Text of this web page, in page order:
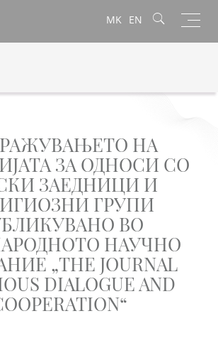
MK EN
НА
ЗА ОДНОСИ СО
ЗАЕДНИЦИ И
ГРУПИ
ВО
НАУЧНО
„THE JOURNAL
DIALOGUE AND